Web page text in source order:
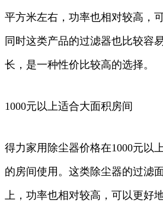
平方米左右，功率也相对较高，
同时这类产品的过滤器也比较容
长，是一种性价比较高的选择。
1000元以上适合大面积房间
得力家用除尘器价格在1000元以
的房间使用。这类除尘器的过滤
上，功率也相对较高，可以更好